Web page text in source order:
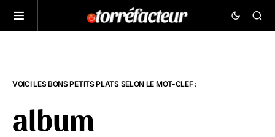
VOICI LES BONS PETITS PLATS SELON LE MOT-CLEF :
album